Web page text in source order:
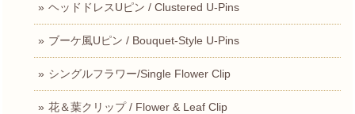
ヘッドドレスUピン / Clustered U-Pins
ブーケ風Uピン / Bouquet-Style U-Pins
シングルフラワー/Single Flower Clip
花＆葉クリップ / Flower & Leaf Clip